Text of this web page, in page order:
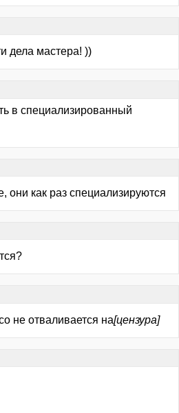
дела мастера! ))
в специализированный
они как раз специализируются
не отваливается на[цензура]